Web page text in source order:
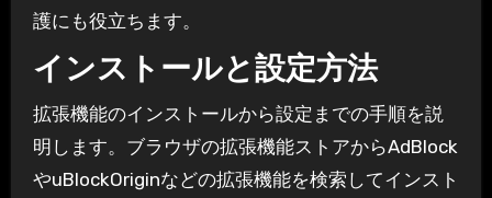
護にも役立ちます。
インストールと設定方法
拡張機能のインストールから設定までの手順を説
明します。ブラウザの拡張機能ストアからAdBlock
やuBlockOriginなどの拡張機能を検索してインスト